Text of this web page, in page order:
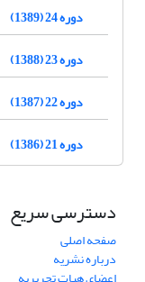
دوره 24 (1389)
دوره 23 (1388)
دوره 22 (1387)
دوره 21 (1386)
دسترسی سریع
صفحه اصلی
درباره نشریه